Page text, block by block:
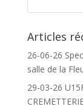
Articles
26-06-26
salle de la
29-03-26